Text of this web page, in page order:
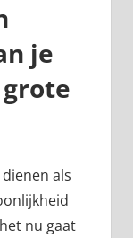
je
als
nu gaat